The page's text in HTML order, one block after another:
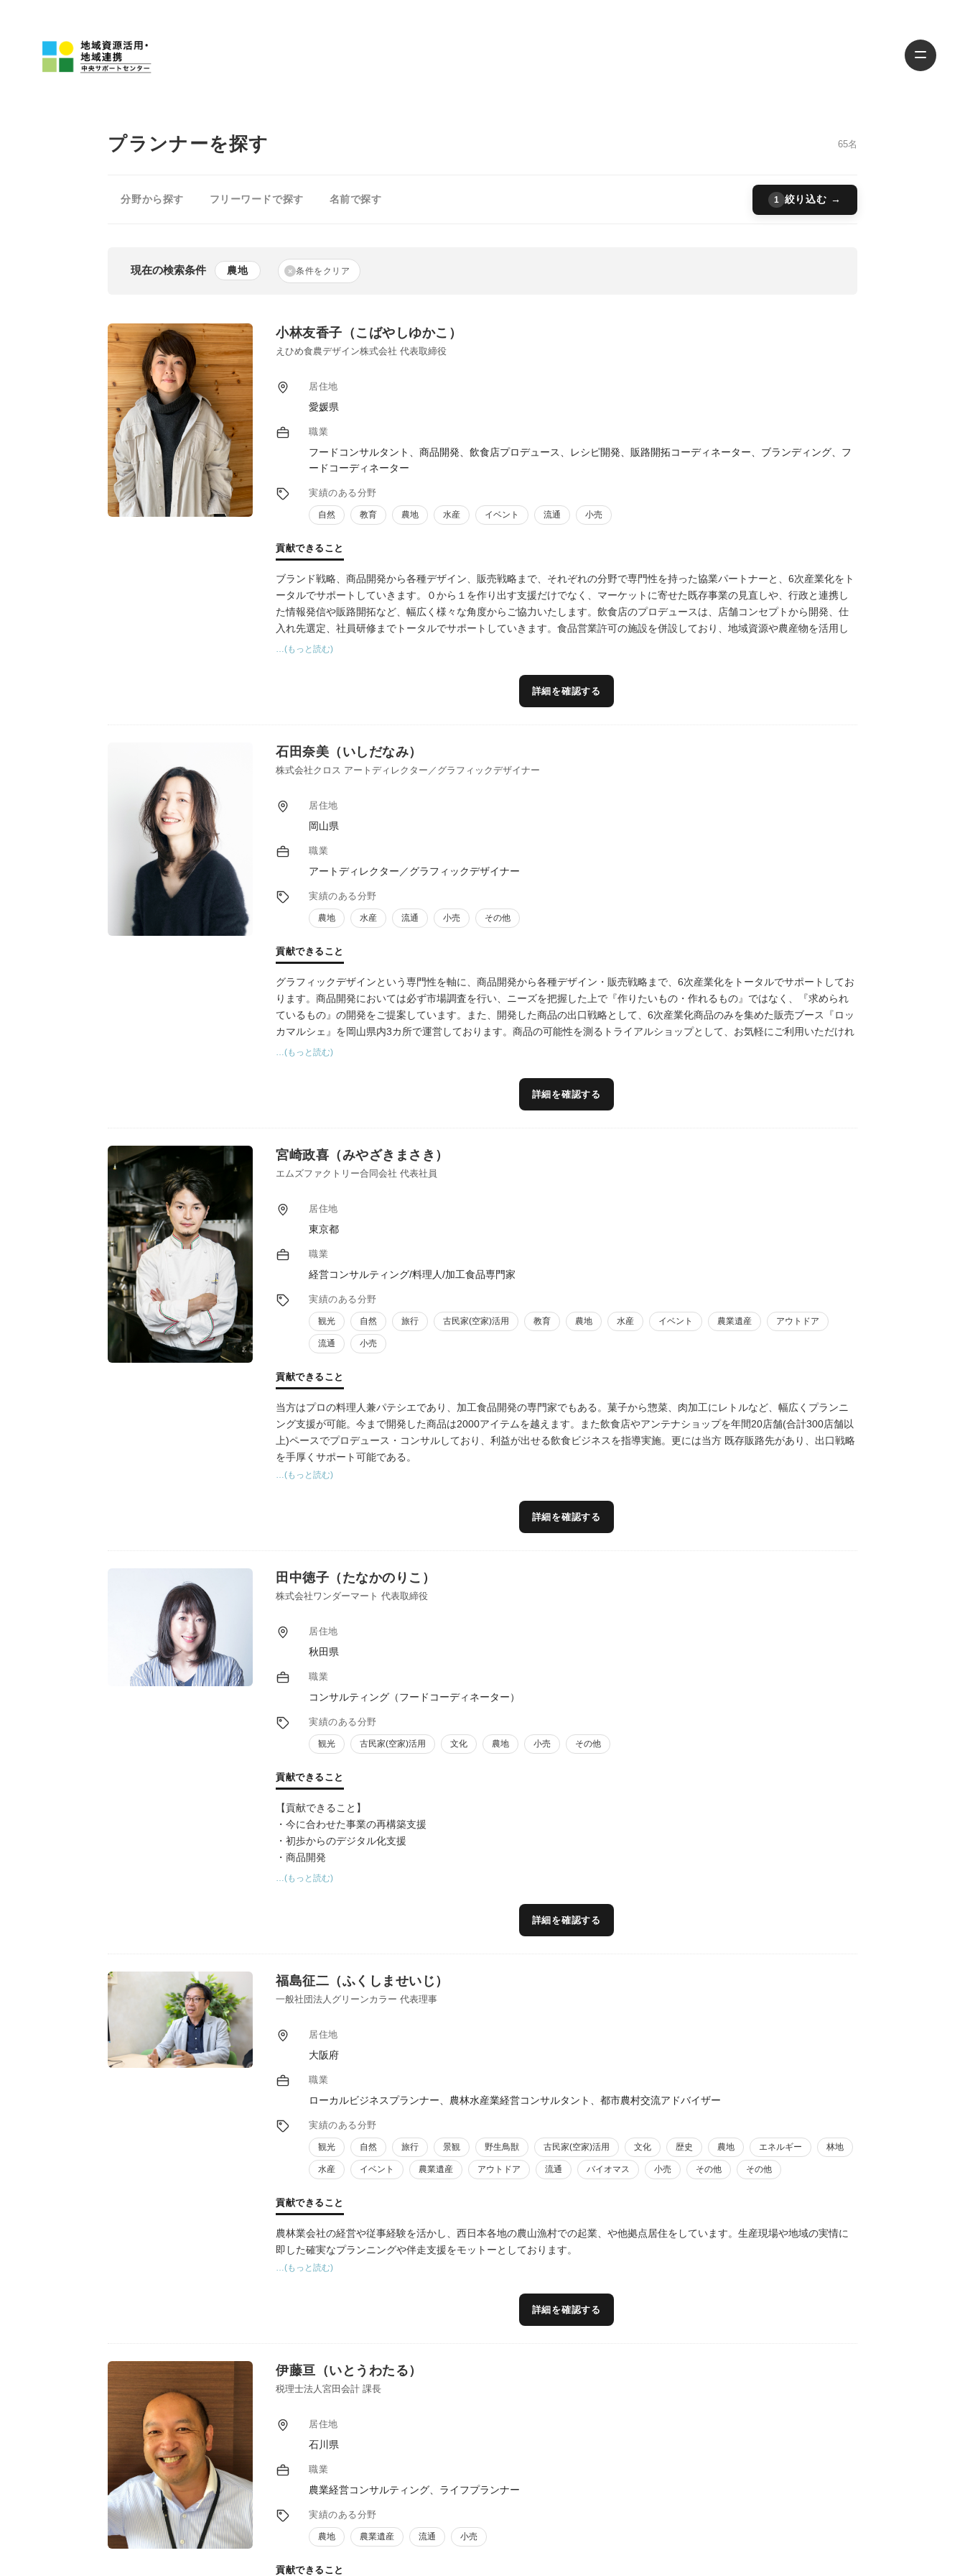
プランナーを探す 65名
分野から探す フリーワードで探す 名前で探す 1 絞り込む →
現在の検索条件 農地 × 条件をクリア
小林友香子（こばやしゆかこ）
えひめ食農デザイン株式会社 代表取締役
居住地
愛媛県
職業
フードコンサルタント、商品開発、飲食店プロデュース、レシピ開発、販路開拓コーディネーター、ブランディング、フ
ードコーディネーター
実績のある分野
自然 教育 農地 水産 イベント 流通 小売
貢献できること
ブランド戦略、商品開発から各種デザイン、販売戦略まで、それぞれの分野で専門性を持った協業パートナーと、6次産業化をト
ータルでサポートしていきます。０から１を作り出す支援だけでなく、マーケットに寄せた既存事業の見直しや、行政と連携し
た情報発信や販路開拓など、幅広く様々な角度からご協力いたします。飲食店のプロデュースは、店舗コンセプトから開発、仕
入れ先選定、社員研修までトータルでサポートしていきます。食品営業許可の施設を併設しており、地域資源や農産物を活用し
た食育やイベントにも対応しています。高校、地域企業と連携し、探究授業の商品開発・メニュー開発分野のプログラムを構築
…(もっと読む)
詳細を確認する
石田奈美（いしだなみ）
株式会社クロス アートディレクター／グラフィックデザイナー
居住地
岡山県
職業
アートディレクター／グラフィックデザイナー
実績のある分野
農地 水産 流通 小売 その他
貢献できること
グラフィックデザインという専門性を軸に、商品開発から各種デザイン・販売戦略まで、6次産業化をトータルでサポートしてお
ります。商品開発においては必ず市場調査を行い、ニーズを把握した上で『作りたいもの・作れるもの』ではなく、『求められ
ているもの』の開発をご提案しています。また、開発した商品の出口戦略として、6次産業化商品のみを集めた販売ブース『ロッ
カマルシェ』を岡山県内3カ所で運営しております。商品の可能性を測るトライアルショップとして、お気軽にご利用いただけれ
ばと思います。
…(もっと読む)
詳細を確認する
宮崎政喜（みやざきまさき）
エムズファクトリー合同会社 代表社員
居住地
東京都
職業
経営コンサルティング/料理人/加工食品専門家
実績のある分野
観光 自然 旅行 古民家(空家)活用 教育 農地 水産 イベント 農業遺産 アウトドア
流通 小売
貢献できること
当方はプロの料理人兼パテシエであり、加工食品開発の専門家でもある。菓子から惣菜、肉加工にレトルなど、幅広くプランニ
ング支援が可能。今まで開発した商品は2000アイテムを越えます。また飲食店やアンテナショップを年間20店舗(合計300店舗以
上)ペースでプロデュース・コンサルしており、利益が出せる飲食ビジネスを指導実施。更には当方 既存販路先があり、出口戦略
を手厚くサポート可能である。
…(もっと読む)
詳細を確認する
田中徳子（たなかのりこ）
株式会社ワンダーマート 代表取締役
居住地
秋田県
職業
コンサルティング（フードコーディネーター）
実績のある分野
観光 古民家(空家)活用 文化 農地 小売 その他
貢献できること
【貢献できること】
・今に合わせた事業の再構築支援
・初歩からのデジタル化支援
・商品開発
・販促ツール作成支援
食関連の専門家として中小企業支援の実績を積んで来ました。商工業者向けの支援では、補助事業活用などにより経営改革の実
績もあります。そのノウハウは、6次産業化の現場でも多数生かしてきています。特に、6次産業化の支援現場では、生産するも
用の仕方について生産者の方からにアドバイスを求められ応じています。
…(もっと読む)
詳細を確認する
福島征二（ふくしませいじ）
一般社団法人グリーンカラー 代表理事
居住地
大阪府
職業
ローカルビジネスプランナー、農林水産業経営コンサルタント、都市農村交流アドバイザー
実績のある分野
観光 自然 旅行 景観 野生鳥獣 古民家(空家)活用 文化 歴史 農地 エネルギー 林地
水産 イベント 農業遺産 アウトドア 流通 バイオマス 小売 その他 その他
貢献できること
農林業会社の経営や従事経験を活かし、西日本各地の農山漁村での起業、や他拠点居住をしています。生産現場や地域の実情に
即した確実なプランニングや伴走支援をモットーとしております。
…(もっと読む)
詳細を確認する
伊藤亘（いとうわたる）
税理士法人宮田会計 課長
居住地
石川県
職業
農業経営コンサルティング、ライフプランナー
実績のある分野
農地 農業遺産 流通 小売
貢献できること